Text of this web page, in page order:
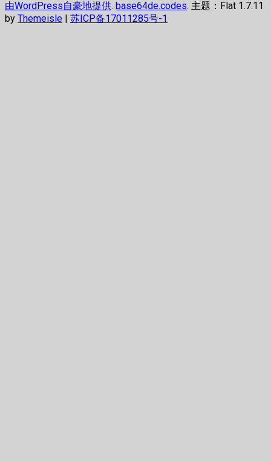
由WordPress自豪地提供. base64de.codes. 主题：Flat 1.7.11
by Themeisle 苏ICP备17011285号-1